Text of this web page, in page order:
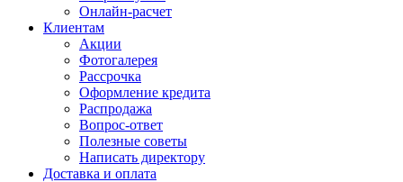
Онлайн-расчет
Клиентам
Акции
Фотогалерея
Рассрочка
Оформление кредита
Распродажа
Вопрос-ответ
Полезные советы
Написать директору
Доставка и оплата